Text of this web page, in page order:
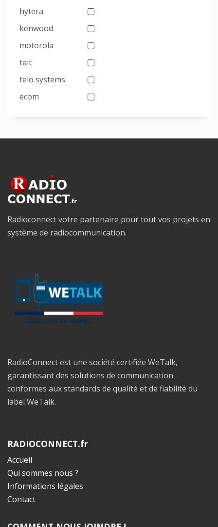
hytera
kenwood
motorola
tait
telo systems
ecom
Radioconnect votre partenaire pour tout vos projets en
système de radiocommunication.
RadioConnect est une société certifiée WeTalk,
garantissant des solutions de communication
conformes aux standards de qualité et de fiabilité du
label WeTalk.
RADIOCONNECT.fr
Accueil
Qui sommes nous ?
Informations légales
Contact